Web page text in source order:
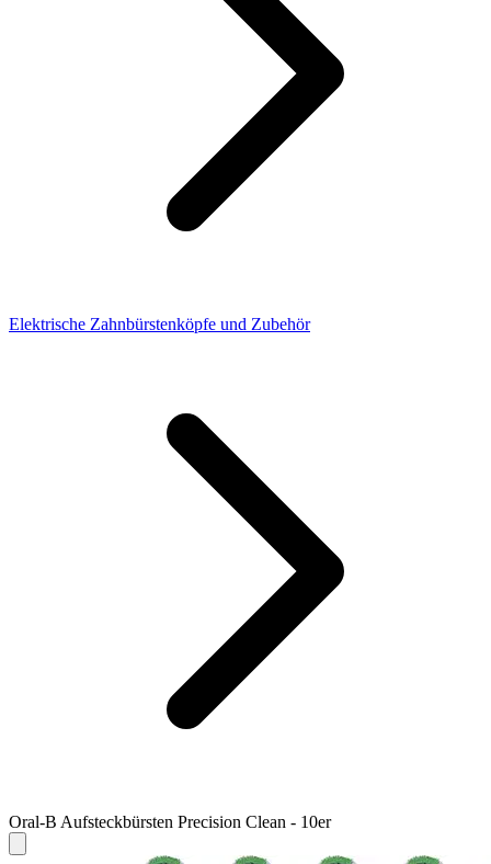
Elektrische Zahnbürstenköpfe und Zubehör
Oral-B Aufsteckbürsten Precision Clean - 10er